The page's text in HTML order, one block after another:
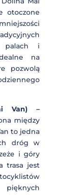
I
W
stanowi
i
na
pozwolą
życia